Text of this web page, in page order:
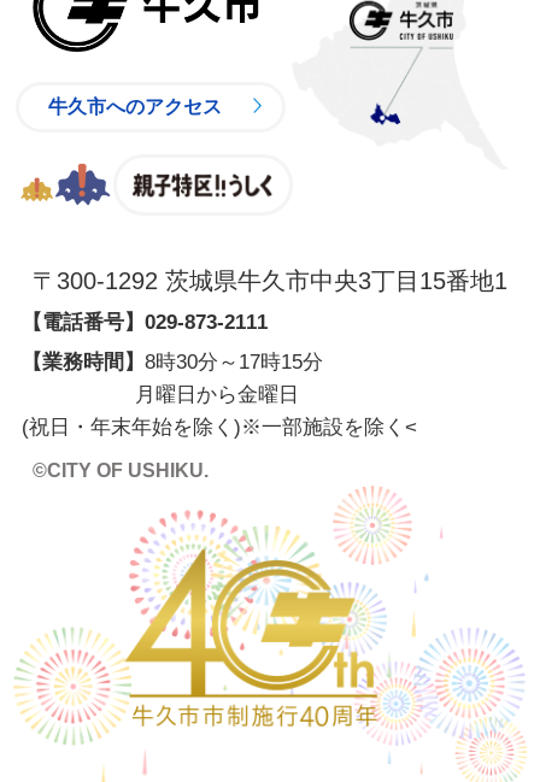
牛久市へのアクセス
〒300-1292 茨城県牛久市中央3丁目15番地1
【電話番号】 029-873-2111
【業務時間】 8時30分～17時15分
月曜日から金曜日
(祝日・年末年始を除く)※一部施設を除く <
©CITY OF USHIKU.